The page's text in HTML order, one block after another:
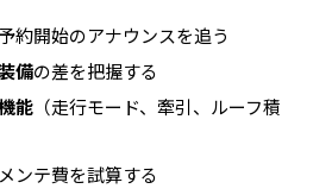
約開始のアナウンスを追う
備の差を把握する
能 （走行モード、牽引、ルーフ積
ンテ費を試算する